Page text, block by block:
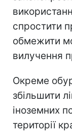
спростити
обмежити
вилучення
Окреме
збільшити
іноземних
території